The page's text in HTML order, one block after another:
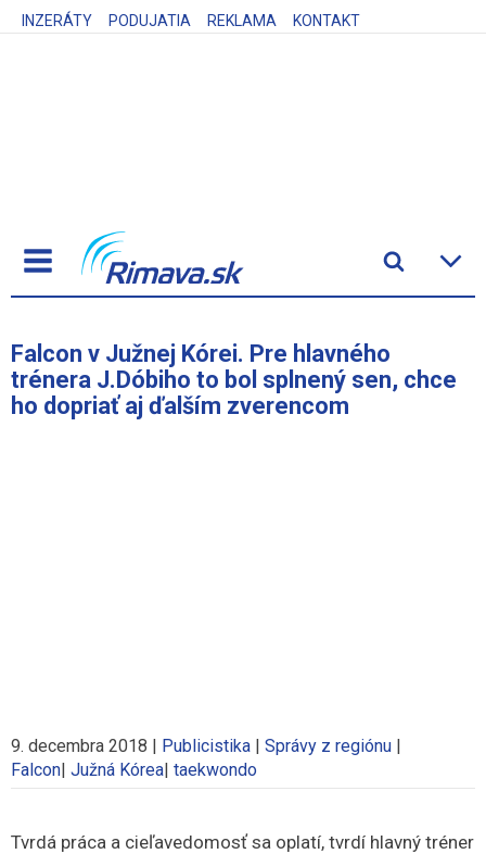
INZERÁTY PODUJATIA REKLAMA KONTAKT
Falcon v Južnej Kórei. Pre hlavného
trénera J.Dóbiho to bol splnený sen, chce
ho dopriať aj ďalším zverencom
9. decembra 2018 | Publicistika | Správy z regiónu |
Falcon| Južná Kórea| taekwondo
Tvrdá práca a cieľavedomosť sa oplatí, tvrdí hlavný tréner